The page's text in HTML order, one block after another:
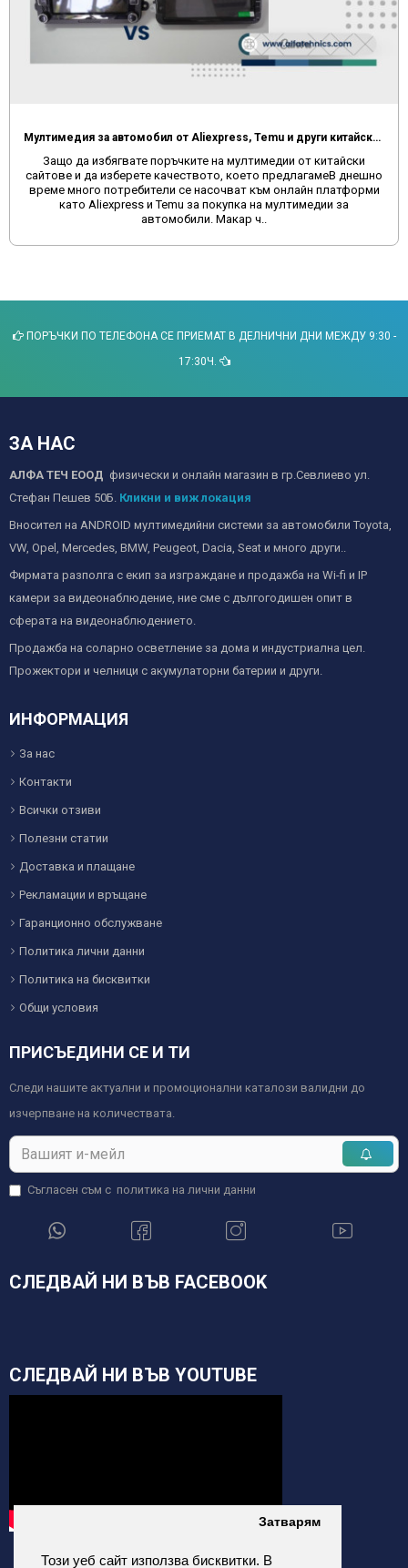
Този уеб сайт използва бисквитки. В
Затварям
Мултимедия за автомобил от Aliexpress, Temu и други китайски сайтове
Защо да избягвате поръчките на мултимедии от китайски
сайтове и да изберете качеството, което предлагамеВ днешно
време много потребители се насочват към онлайн платформи
като Aliexpress и Temu за покупка на мултимедии за
автомобили. Макар ч..
ПОРЪЧКИ ПО ТЕЛЕФОНА СЕ ПРИЕМАТ В ДЕЛНИЧНИ ДНИ МЕЖДУ 9:30 -
17:30Ч.
ЗА НАС
АЛФА ТЕЧ ЕООД физически и онлайн магазин в гр.Севлиево ул.
Стефан Пешев 50Б. Кликни и виж локация
Вносител на ANDROID мултимедийни системи за автомобили Toyota,
VW, Opel, Mercedes, BMW, Peugeot, Dacia, Seat и много други..
Фирмата разполга с екип за изграждане и продажба на Wi-fi и IP
камери за видеонаблюдение, ние сме с дългогодишен опит в
сферата на видеонаблюдението.
Продажба на соларно осветление за дома и индустриална цел.
Прожектори и челници с акумулаторни батерии и други.
ИНФОРМАЦИЯ
За нас
Контакти
Всички отзиви
Полезни статии
Доставка и плащане
Рекламации и връщане
Гаранционно обслужване
Политика лични данни
Политика на бисквитки
Общи условия
ПРИСЪЕДИНИ СЕ И ТИ
Следи нашите актуални и промоционални каталози валидни до
изчерпване на количествата.
Съгласен съм с политика на лични данни
СЛЕДВАЙ НИ ВЪВ FACEBOOK
СЛЕДВАЙ НИ ВЪВ YOUTUBE